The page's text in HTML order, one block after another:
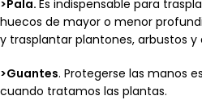
>Pala. Es indispensable para
huecos de mayor o menor
y trasplantar plantones, arbustos y
>Guantes. Protegerse las manos
cuando tratamos las plantas.